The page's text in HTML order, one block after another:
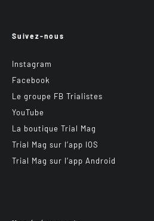
Suivez-nous
Instagram
Facebook
Le groupe FB Trialistes
YouTube
La boutique Trial Mag
Trial Mag sur l’app IOS
Trial Mag sur l’app Android